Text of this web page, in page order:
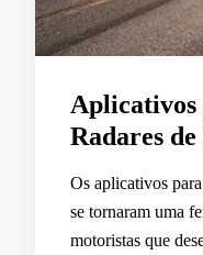
Radares
Os aplicativos
se tornaram uma
motoristas que